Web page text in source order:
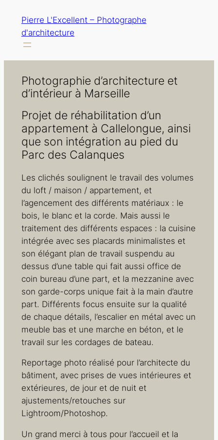
contenu
Pierre L'Excellent – Photographe
d'architecture
Photographie d’architecture et
d’intérieur à Marseille
Projet de réhabilitation d’un
appartement à Callelongue, ainsi
que son intégration au pied du
Parc des Calanques
Les clichés soulignent le travail des volumes
du loft / maison / appartement, et
l’agencement des différents matériaux : le
bois, le blanc et la corde. Mais aussi le
traitement des différents espaces : la cuisine
intégrée avec ses placards minimalistes et
son élégant plan de travail suspendu au
dessus d’une table qui fait aussi office de
coin bureau d’une part, et la mezzanine avec
son garde-corps unique fait à la main d’autre
part. Différents focus ensuite sur la qualité
de chaque détails, l’escalier en métal avec un
meuble bas et une marche en béton, et le
travail sur les cordages de bateau.
Reportage photo réalisé pour l’architecte du
bâtiment, avec prises de vues intérieures et
extérieures, de jour et de nuit et
ajustements/retouches sur
Lightroom/Photoshop.
Un grand merci à tous pour l’accueil et la